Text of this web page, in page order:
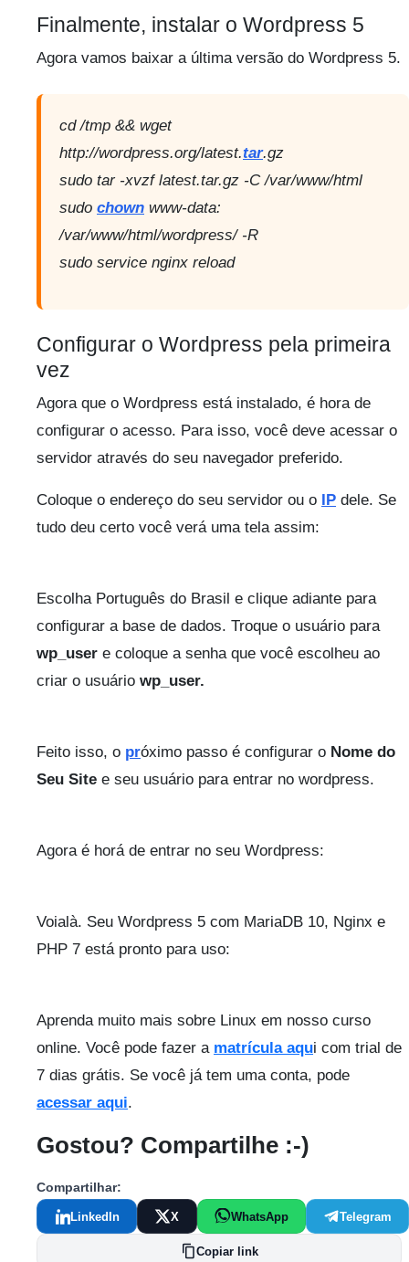
Finalmente, instalar o Wordpress 5
Agora vamos baixar a última versão do Wordpress 5.
cd /tmp && wget
http://wordpress.org/latest.tar.gz
sudo tar -xvzf latest.tar.gz -C /var/www/html
sudo chown www-data:
/var/www/html/wordpress/ -R
sudo service nginx reload
Configurar o Wordpress pela primeira
vez
Agora que o Wordpress está instalado, é hora de
configurar o acesso. Para isso, você deve acessar o
servidor através do seu navegador preferido.
Coloque o endereço do seu servidor ou o IP dele. Se
tudo deu certo você verá uma tela assim:
Escolha Português do Brasil e clique adiante para
configurar a base de dados. Troque o usuário para
wp_user e coloque a senha que você escolheu ao
criar o usuário wp_user.
Feito isso, o próximo passo é configurar o Nome do
Seu Site e seu usuário para entrar no wordpress.
Agora é horá de entrar no seu Wordpress:
Voialà. Seu Wordpress 5 com MariaDB 10, Nginx e
PHP 7 está pronto para uso:
Aprenda muito mais sobre Linux em nosso curso
online. Você pode fazer a matrícula aqui com trial de
7 dias grátis. Se você já tem uma conta, pode
acessar aqui.
Gostou? Compartilhe :-)
Compartilhar:
LinkedIn X WhatsApp Telegram
Copiar link